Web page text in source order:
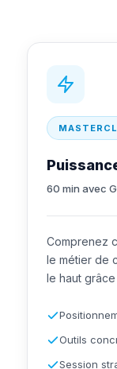
60 min avec
Comprenez
le métier de
le haut grâce
Outils
Session